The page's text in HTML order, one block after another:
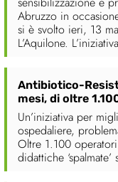
Abruzzo in
si è svolto ieri, 13
L’Aquilone.
Antibiotico-
mesi, di oltre
Un’iniziativa per
ospedaliere,
Oltre 1.100
didattiche